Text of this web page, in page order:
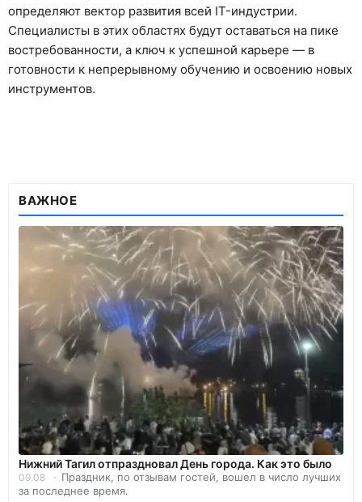
определяют вектор развития всей IT-индустрии.
Специалисты в этих областях будут оставаться на пике
востребованности, а ключ к успешной карьере — в
готовности к непрерывному обучению и освоению новых
инструментов.
ВАЖНОЕ
Нижний Тагил отпраздновал День города. Как это было
09.08
Праздник, по отзывам гостей, вошел в число лучших
за последнее время.